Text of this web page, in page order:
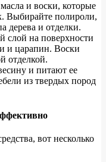
и воски, которые
Выбирайте полироли,
дерева и отделки.
на поверхности
и царапин. Воски
отделкой.
и питают ее
из твердых пород
вот несколько